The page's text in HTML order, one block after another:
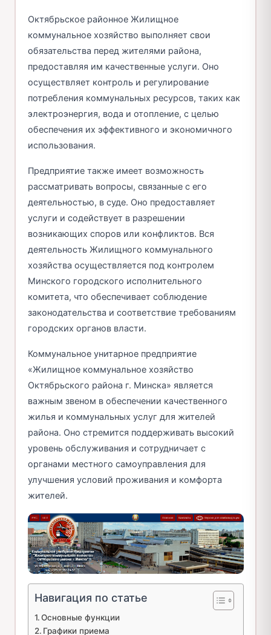
Октябрьское районное Жилищное
коммунальное хозяйство выполняет свои
обязательства перед жителями района,
предоставляя им качественные услуги. Оно
осуществляет контроль и регулирование
потребления коммунальных ресурсов, таких как
электроэнергия, вода и отопление, с целью
обеспечения их эффективного и экономичного
использования.
Предприятие также имеет возможность
рассматривать вопросы, связанные с его
деятельностью, в суде. Оно предоставляет
услуги и содействует в разрешении
возникающих споров или конфликтов. Вся
деятельность Жилищного коммунального
хозяйства осуществляется под контролем
Минского городского исполнительного
комитета, что обеспечивает соблюдение
законодательства и соответствие требованиям
городских органов власти.
Коммунальное унитарное предприятие
«Жилищное коммунальное хозяйство
Октябрьского района г. Минска» является
важным звеном в обеспечении качественного
жилья и коммунальных услуг для жителей
района. Оно стремится поддерживать высокий
уровень обслуживания и сотрудничает с
органами местного самоуправления для
улучшения условий проживания и комфорта
жителей.
Навигация по статье
Основные функции
Графики приема